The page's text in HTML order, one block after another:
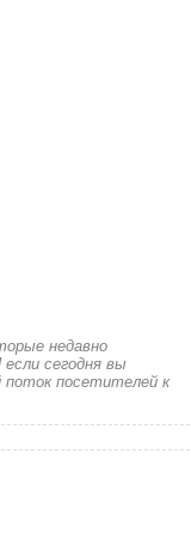
недавно
сегодня вы
поток посетителей к